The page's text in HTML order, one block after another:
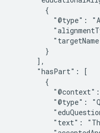
        {
"@type":
        }
      ],
      "hasPart": [
        {
"@type":
"text":